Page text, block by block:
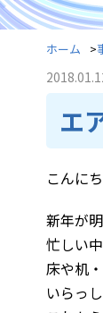
ホーム
エ
こんに
新年が
忙しい
床や机
いらっ